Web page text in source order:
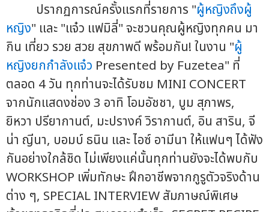
ปรากฏการณ์ครั้งแรกที่รายการ "ผู้หญิงถึงผู้
หญิง" และ "แจ๋ว แฟมิลี่" จะชวนคุณผู้หญิงทุกคน มา
กิน เที่ยว รวย สวย สุขภาพดี พร้อมกัน! ในงาน "ผู้
หญิงยกกำลังแจ๋ว Presented by Fuzetea" ที่
ตลอด 4 วัน ทุกท่านจะได้รับชม MINI CONCERT
จากนักแสดงช่อง 3 อาทิ โอมอัชชา, บูม สุภาพร,
ยิหวา ปรียากานต์, มะปรางค์ วิรากานต์, อิน สาริน, จี
น่า ญีนา, บอมบ์ ธนิน และ ไอซ์ อามีนา ให้แฟนๆ ได้ฟัง
กันอย่างใกล้ชิด ไม่เพียงแค่นั้นทุกท่านยังจะได้พบกับ
WORKSHOP เพิ่มทักษะ ฝึกอาชีพจากกูรูตัวจริงด้าน
ต่าง ๆ, SPECIAL INTERVIEW สัมภาษณ์พิเศษ